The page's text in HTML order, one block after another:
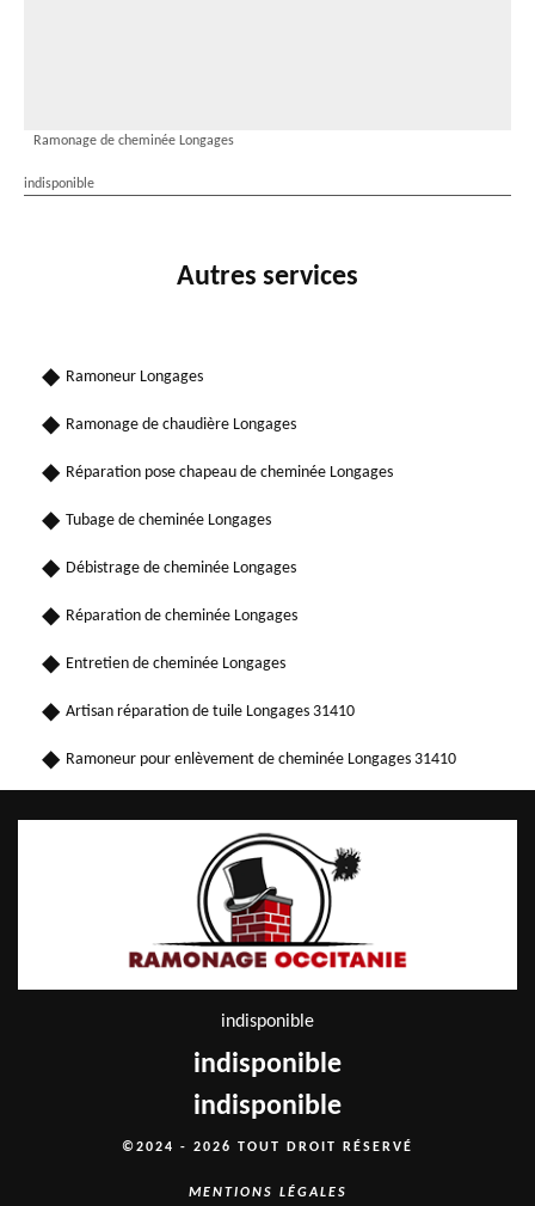
Ramonage de cheminée Longages
indisponible
Autres services
Ramoneur Longages
Ramonage de chaudière Longages
Réparation pose chapeau de cheminée Longages
Tubage de cheminée Longages
Débistrage de cheminée Longages
Réparation de cheminée Longages
Entretien de cheminée Longages
Artisan réparation de tuile Longages 31410
Ramoneur pour enlèvement de cheminée Longages 31410
indisponible
indisponible
indisponible
©2024 - 2026 TOUT DROIT RÉSERVÉ
MENTIONS LÉGALES